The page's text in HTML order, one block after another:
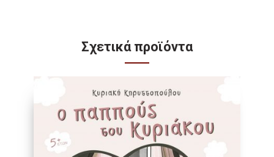
Σχετικά προϊόντα